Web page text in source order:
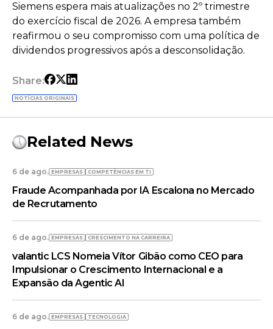
Siemens espera mais atualizações no 2º trimestre
do exercício fiscal de 2026. A empresa também
reafirmou o seu compromisso com uma política de
dividendos progressivos após a desconsolidação.
Share:
NOTÍCIAS ORIGINAIS
Related News
6 de ago. EMPRESAS COMPETÊNCIAS EM TI
Fraude Acompanhada por IA Escalona no Mercado
de Recrutamento
6 de ago. EMPRESAS CRESCIMENTO NA CARREIRA
valantic LCS Nomeia Vítor Gibão como CEO para
Impulsionar o Crescimento Internacional e a
Expansão da Agentic AI
6 de ago. EMPRESAS TECNOLOGIA